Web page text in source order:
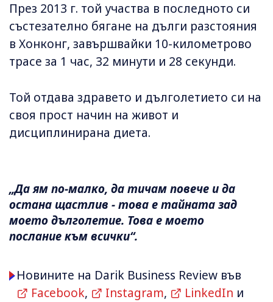
През 2013 г. той участва в последното си
състезателно бягане на дълги разстояния
в Хонконг, завършвайки 10-километрово
трасе за 1 час, 32 минути и 28 секунди.
Той отдава здравето и дълголетието си на
своя прост начин на живот и
дисциплинирана диета.
„Да ям по-малко, да тичам повече и да
остана щастлив - това е тайната зад
моето дълголетие. Това е моето
послание към всички“.
Новините на Darik Business Review във
Facebook, Instagram, LinkedIn и